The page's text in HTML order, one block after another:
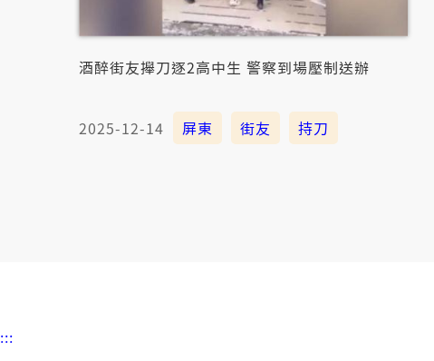
酒醉街友攑刀逐2高中生 警察到場壓制送辦
2025-12-14 屏東 街友 持刀
:::